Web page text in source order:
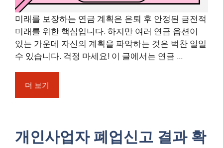
미래를 보장하는 연금 계획은 은퇴 후 안정된 금전적
미래를 위한 핵심입니다. 하지만 여러 연금 옵션이
있는 가운데 자신의 계획을 파악하는 것은 벅찬 일일
수 있습니다. 걱정 마세요! 이 글에서는 연금 ...
더 보기
개인사업자 폐업신고 결과 확